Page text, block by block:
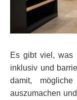
Es gibt viel, was
inklusiv und
damit,
auszumachen